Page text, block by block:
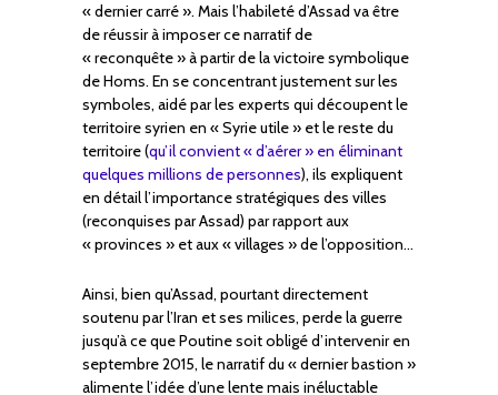
« dernier carré ». Mais l’habileté d’Assad va être
de réussir à imposer ce narratif de
« reconquête » à partir de la victoire symbolique
de Homs. En se concentrant justement sur les
symboles, aidé par les experts qui découpent le
territoire syrien en « Syrie utile » et le reste du
territoire (qu’il convient « d’aérer » en éliminant
quelques millions de personnes), ils expliquent
en détail l’importance stratégiques des villes
(reconquises par Assad) par rapport aux
« provinces » et aux « villages » de l’opposition…
Ainsi, bien qu’Assad, pourtant directement
soutenu par l’Iran et ses milices, perde la guerre
jusqu’à ce que Poutine soit obligé d’intervenir en
septembre 2015, le narratif du « dernier bastion »
alimente l’idée d’une lente mais inéluctable